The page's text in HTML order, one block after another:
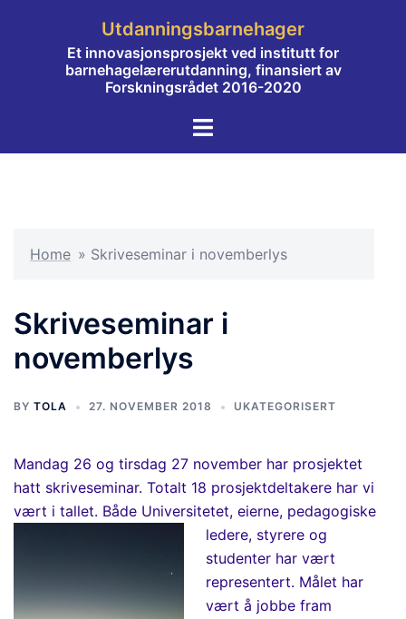
Utdanningsbarnehager
Et innovasjonsprosjekt ved institutt for
barnehagelærerutdanning, finansiert av
Forskningsrådet 2016-2020
Toggle
Home » Skriveseminar i novemberlys
Skriveseminar i
novemberlys
BY TOLA 27. NOVEMBER 2018 UKATEGORISERT
Mandag 26 og tirsdag 27 november har prosjektet
hatt skriveseminar. Totalt 18 prosjektdeltakere har vi
vært i tallet. Både Universitetet, eierne, pedagogiske
ledere, styrere og
studenter har vært
representert. Målet har
vært å jobbe fram